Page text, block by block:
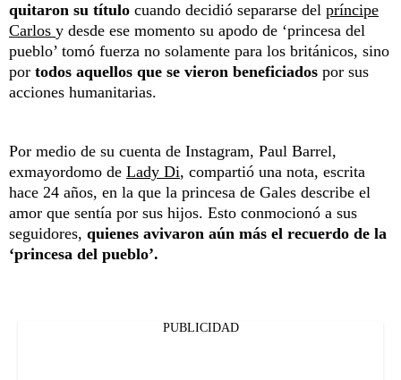
quitaron su título cuando decidió separarse del príncipe
Carlos y desde ese momento su apodo de ‘princesa del
pueblo’ tomó fuerza no solamente para los británicos, sino
por todos aquellos que se vieron beneficiados por sus
acciones humanitarias.
Por medio de su cuenta de Instagram, Paul Barrel,
exmayordomo de Lady Di, compartió una nota, escrita
hace 24 años, en la que la princesa de Gales describe el
amor que sentía por sus hijos. Esto conmocionó a sus
seguidores, quienes avivaron aún más el recuerdo de la
‘princesa del pueblo’.
PUBLICIDAD